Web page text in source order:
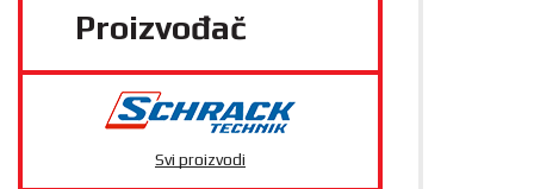
Proizvođač
Svi proizvodi